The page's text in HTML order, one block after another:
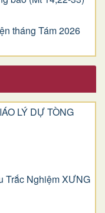
tháng Tám 2026
LÝ DỰ TÒNG
Trắc Nghiệm XƯNG